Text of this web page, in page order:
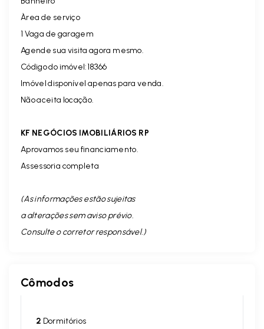
Àrea de serviço
1 Vaga de garagem
Agende sua visita agora mesmo.
Código do imóvel:18366
Imóvel disponível apenas para venda.
Não aceita locação.
KF NEGÓCIOS IMOBILIÁRIOS RP
Aprovamos seu financiamento.
Assessoria completa
(As informações estão sujeitas
a alterações sem aviso prévio.
Consulte o corretor responsável. )
Cômodos
2 Dormitórios